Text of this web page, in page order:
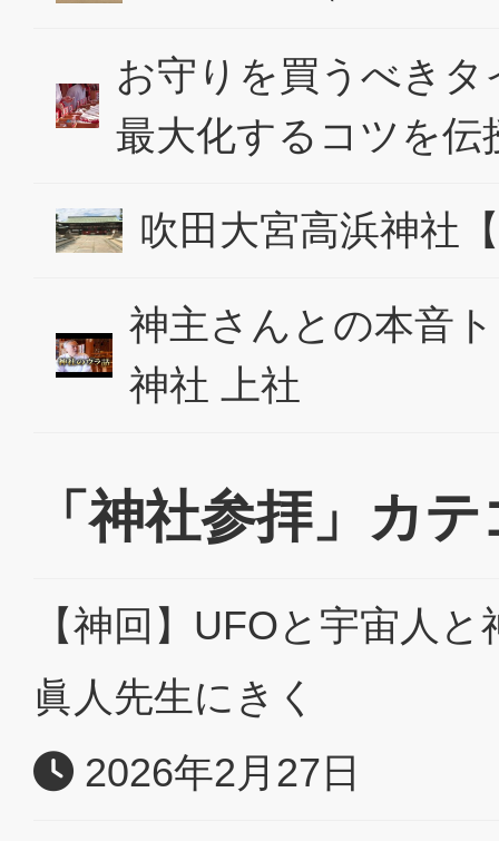
お守りを買うべき
最大化するコツを伝
吹田大宮高浜神社
神主さんとの本音
神社 上社
「神社参拝」カ
【神回】UFOと宇宙人
眞人先生にきく
2026年2月27日